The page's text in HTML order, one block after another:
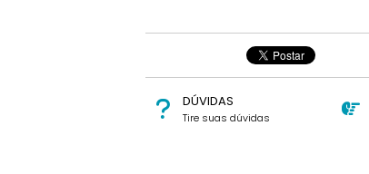
DÚVIDAS
Tire suas dúvidas